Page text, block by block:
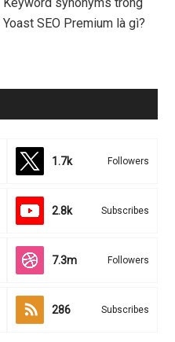
Yoast SEO Premium là gì?
1.7k Followers
2.8k Subscribes
7.3m Followers
286 Subscribes